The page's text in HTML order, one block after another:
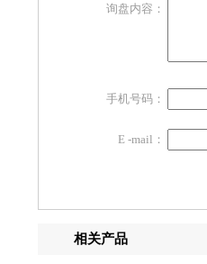
询盘内容：
手机号码：
E -mail：
相关产品